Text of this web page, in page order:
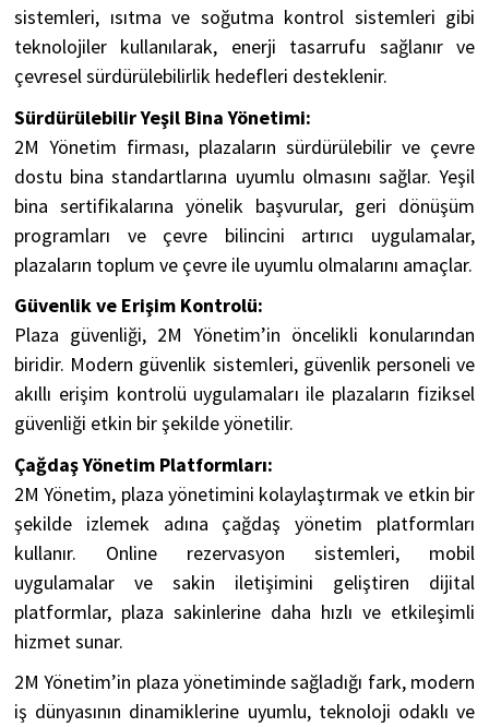
sistemleri, ısıtma ve soğutma kontrol sistemleri gibi
teknolojiler kullanılarak, enerji tasarrufu sağlanır ve
çevresel sürdürülebilirlik hedefleri desteklenir.
Sürdürülebilir Yeşil Bina Yönetimi:
2M Yönetim firması, plazaların sürdürülebilir ve çevre
dostu bina standartlarına uyumlu olmasını sağlar. Yeşil
bina sertifikalarına yönelik başvurular, geri dönüşüm
programları ve çevre bilincini artırıcı uygulamalar,
plazaların toplum ve çevre ile uyumlu olmalarını amaçlar.
Güvenlik ve Erişim Kontrolü:
Plaza güvenliği, 2M Yönetim’in öncelikli konularından
biridir. Modern güvenlik sistemleri, güvenlik personeli ve
akıllı erişim kontrolü uygulamaları ile plazaların fiziksel
güvenliği etkin bir şekilde yönetilir.
Çağdaş Yönetim Platformları:
2M Yönetim, plaza yönetimini kolaylaştırmak ve etkin bir
şekilde izlemek adına çağdaş yönetim platformları
kullanır. Online rezervasyon sistemleri, mobil
uygulamalar ve sakin iletişimini geliştiren dijital
platformlar, plaza sakinlerine daha hızlı ve etkileşimli
hizmet sunar.
2M Yönetim’in plaza yönetiminde sağladığı fark, modern
iş dünyasının dinamiklerine uyumlu, teknoloji odaklı ve